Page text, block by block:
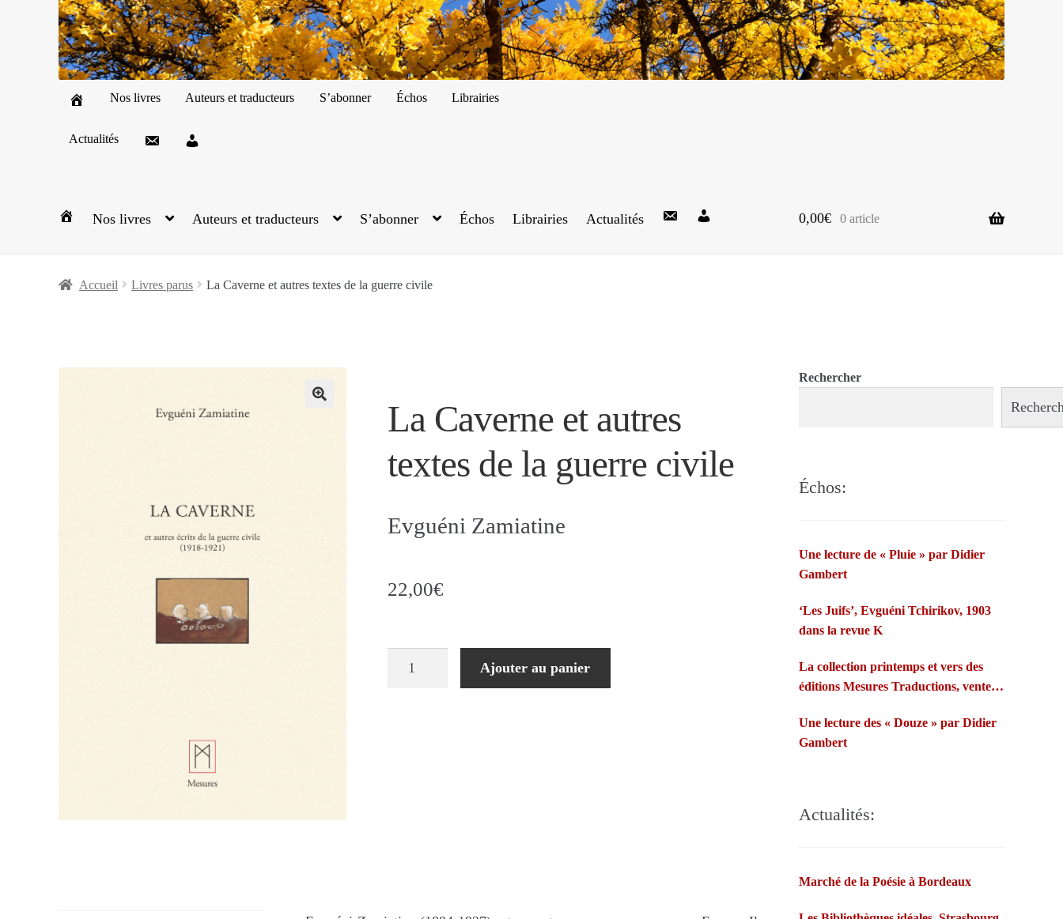
Nos livres Auteurs et traducteurs S’abonner Échos Librairies
Actualités
Nos livres Auteurs et traducteurs S’abonner Échos Librairies Actualités 0,00€ 0 article
Accueil Livres parus La Caverne et autres textes de la guerre civile
La Caverne et autres
textes de la guerre civile
Evguéni Zamiatine
22,00€
Ajouter au panier
Rechercher
Échos:
Une lecture de « Pluie » par Didier
Gambert
‘Les Juifs’, Evguéni Tchirikov, 1903
dans la revue K
La collection printemps et vers des
éditions Mesures Traductions, vente
propres poèmes…Françoise Morvan
et André Markowicz misent sur les
Une lecture des « Douze » par Didier
Gambert
Actualités:
Marché de la Poésie à Bordeaux